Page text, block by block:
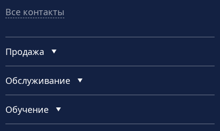
Все контакты
Продажа
Обслуживание
Обучение